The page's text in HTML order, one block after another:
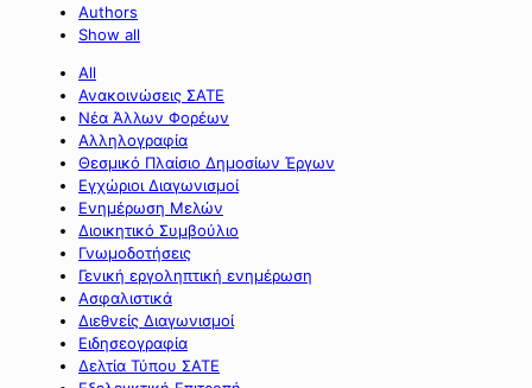
Authors
Show all
All
Ανακοινώσεις ΣΑΤΕ
Νέα Άλλων Φορέων
Αλληλογραφία
Θεσμικό Πλαίσιο Δημοσίων Έργων
Εγχώριοι Διαγωνισμοί
Ενημέρωση Μελών
Διοικητικό Συμβούλιο
Γνωμοδοτήσεις
Γενική εργοληπτική ενημέρωση
Ασφαλιστικά
Διεθνείς Διαγωνισμοί
Ειδησεογραφία
Δελτία Τύπου ΣΑΤΕ